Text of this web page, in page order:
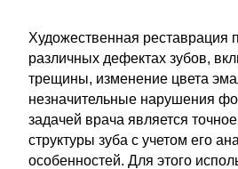
Художественная реставрация
различных дефектах зубов,
трещины, изменение цвета
незначительные нарушения
задачей врача является
структуры зуба с учетом его
особенностей. Для этого